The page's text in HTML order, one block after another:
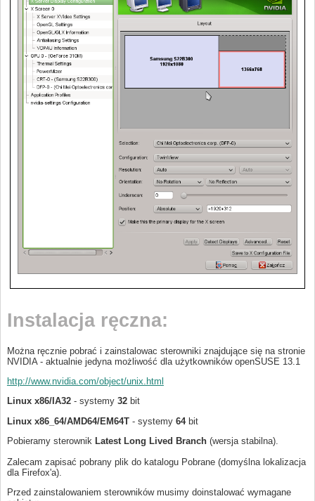
Instalacja ręczna:
Można ręcznie pobrać i zainstalowac sterowniki znajdujące się na stronie
NVIDIA - aktualnie jedyna możliwość dla użytkowników openSUSE 13.1
http://www.nvidia.com/object/unix.html
Linux x86/IA32- systemy 32bit
Linux x86_64/AMD64/EM64T- systemy 64bit
Pobieramy sterownik Latest Long Lived Branch(wersja stabilna).
Zalecam zapisać pobrany plik do katalogu Pobrane (domyślna lokalizacja
dla Firefox'a).
Przed zainstalowaniem sterowników musimy doinstalować wymagane